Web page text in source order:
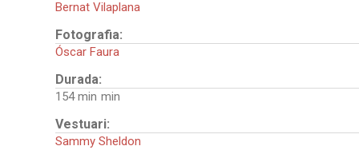
Bernat Vilaplana
Fotografia:
Óscar Faura
Durada:
154 min
Vestuari:
Sammy Sheldon